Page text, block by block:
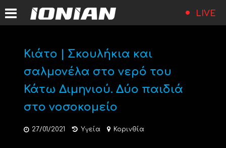
LIVE
Κιάτο | Σκουλήκια και
σαλμονέλα στο νερό του
Κάτω Διμηνιού. Δύο παιδιά
στο νοσοκομείο
27/01/2021 Υγεία Κορινθία